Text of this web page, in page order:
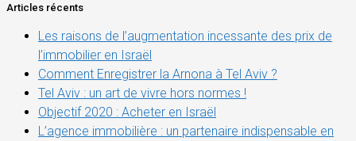
Articles récents
Les raisons de l’augmentation incessante des prix de
l’immobilier en Israël
Comment Enregistrer la Arnona à Tel Aviv ?
Tel Aviv : un art de vivre hors normes !
Objectif 2020 : Acheter en Israël
L’agence immobilière : un partenaire indispensable en